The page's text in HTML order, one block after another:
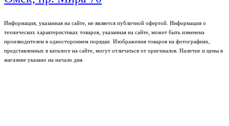
Информация, указанная на сайте, не является публичной офертой. Информация о
технических характеристиках товаров, указанная на сайте, может быть изменена
производителем в одностороннем порядке. Изображения товаров на фотографиях,
представленных в каталоге на сайте, могут отличаться от оригиналов. Наличие и цены в
магазине указано на начало дня.